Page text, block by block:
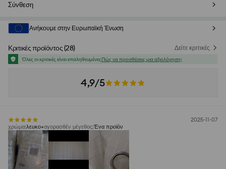
Σύνθεση
Ανήκουμε στην Ευρωπαϊκή Ένωση
Κριτικές προϊόντος(28) Δείτε κριτικές
Όλες οι κριτικές είναι επαληθευμένεςΠώς να προσθέσεις μια αξιολόγηση;
4,9/5
2025-11-07
χρώμα:λευκο αγορασθέν μέγεθος:Ένα προϊόν